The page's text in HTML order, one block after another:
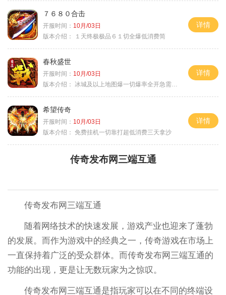
７６８０合击
开服时间： 10月/03日
版本介绍：
１天终极极品６１切全爆低消费简
详情
春秋盛世
开服时间： 10月/03日
版本介绍：
冰城及以上地图爆一切爆率全开急需材料
详情
希望传奇
开服时间： 10月/03日
版本介绍： 免费挂机一切靠打超低消费三天拿沙
详情
传奇发布网三端互通
传奇发布网三端互通
随着网络技术的快速发展，游戏产业也迎来了蓬勃
的发展。而作为游戏中的经典之一，传奇游戏在市场上
一直保持着广泛的受众群体。而传奇发布网三端互通的
功能的出现，更是让无数玩家为之惊叹。
传奇发布网三端互通是指玩家可以在不同的终端设